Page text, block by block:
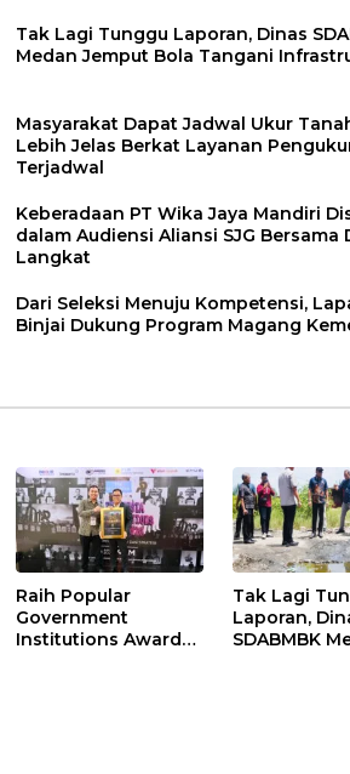
Tak Lagi Tunggu Laporan, Dinas
Medan Jemput Bola Tangani
Masyarakat Dapat Jadwal Ukur
Lebih Jelas Berkat Layanan
Terjadwal
Keberadaan PT Wika Jaya Mandiri
dalam Audiensi Aliansi SJG Bersama
Langkat
Dari Seleksi Menuju Kompetensi,
Binjai Dukung Program Magang
Raih Popular
Government
Institutions Award
Tak Lagi
Laporan,
SDABMBK Medan